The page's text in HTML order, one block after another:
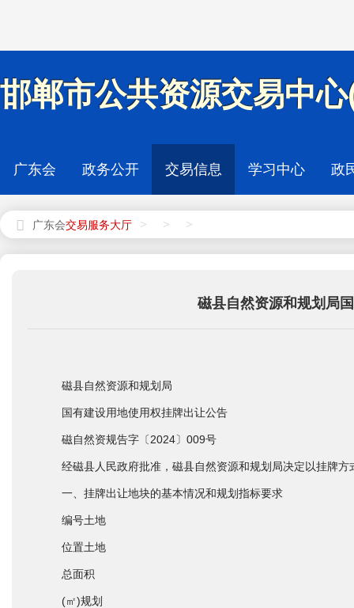
邯郸市公共资源交易中
广东会 政务公开 交易信息 学习中心 政
广东会 > > >
磁县自然资源和规划局
磁县自然资源和规划局
国有建设用地使用权挂牌出让公告
磁自然资规告字〔2024〕009号
经磁县人民政府批准，磁县自然资源和规划局决定以挂牌方
一、挂牌出让地块的基本情况和规划指标要求
编号土地
位置土地
总面积
(㎡)规划